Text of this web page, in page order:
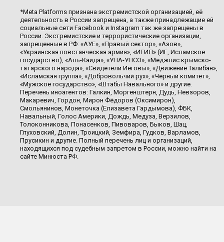
*Meta Platforms признана экстремистской организацией, её
деятельность в России запрещена, а также принадлежащие ей
социальные сети Facebook и Instagram так же запрещены в
России. Экстремистские и террористические организации,
запрещенные в РФ: «АУЕ», «Правый сектор», «Азов»,
«Украинская повстанческая армия», «ИГИЛ» (ИГ, Исламское
государство), «Аль-Каида», «УНА-УНСО», «Меджлис крымско-
татарского народа», «Свидетели Иеговы», «Движение Талибан»,
«Исламская группа», «Добровольчий рух», «Чёрный комитет»,
«Мужское государство», «Штабы Навального» и другие.
Перечень иноагентов: Галкин, Моргенштерн, Дудь, Невзоров,
Макаревич, Гордон, Мирон Фёдоров (Оксимирон),
Смольянинов, Монеточка (Елизавета Гардымова), ФБК,
Навальный, Голос Америки, Дождь, Медуза, Верзилов,
Толоконникова, Понасенков, Пивоваров, Быков, Шац,
Глуховский, Долин, Троицкий, Земфира, Гудков, Варламов,
Прусикин и другие. Полный перечень лиц и организаций,
находящихся под судебным запретом в России, можно найти на
сайте Минюста РФ.